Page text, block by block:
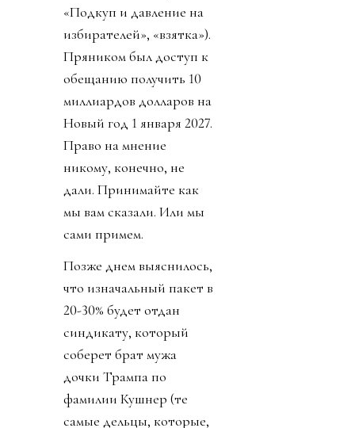
«Подкуп и давление на
избирателей», «взятка»).
Пряником был доступ к
обещанию получить 10
миллиардов долларов на
Новый год 1 января 2027.
Право на мнение
никому, конечно, не
дали. Принимайте как
мы вам сказали. Или мы
сами примем.
Позже днем выяснилось,
что изначальный пакет в
20-30% будет отдан
синдикату, который
соберет брат мужа
дочки Трампа по
фамилии Кушнер (те
самые дельцы, которые,